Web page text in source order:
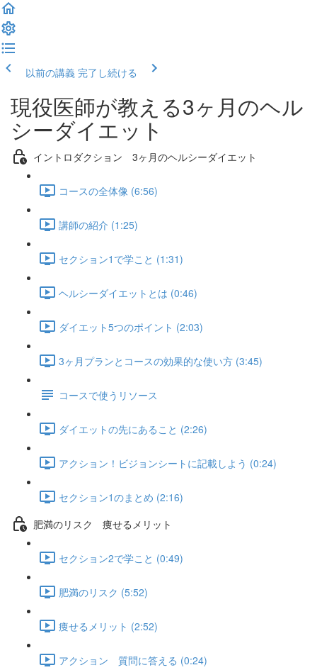
以前の講義 完了し続ける
現役医師が教える3ヶ月のヘル
シーダイエット
イントロダクション 3ヶ月のヘルシーダイエット
コースの全体像 (6:56)
講師の紹介 (1:25)
セクション1で学こと (1:31)
ヘルシーダイエットとは (0:46)
ダイエット5つのポイント (2:03)
3ヶ月プランとコースの効果的な使い方 (3:45)
コースで使うリソース
ダイエットの先にあること (2:26)
アクション！ビジョンシートに記載しよう (0:24)
セクション1のまとめ (2:16)
肥満のリスク 痩せるメリット
セクション2で学こと (0:49)
肥満のリスク (5:52)
痩せるメリット (2:52)
アクション 質問に答える (0:24)